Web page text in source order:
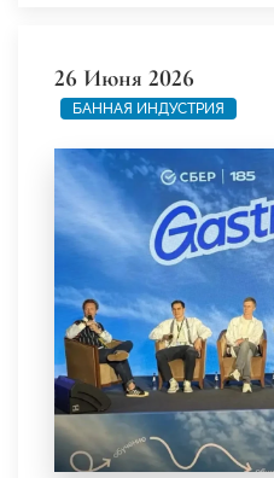
26 Июня 2026
БАННАЯ ИНДУСТРИЯ